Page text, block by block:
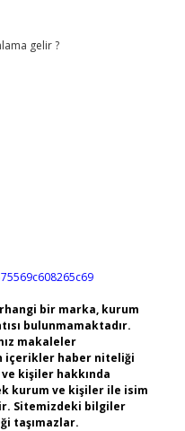
gelir ?
bir marka, kurum
bulunmamaktadır.
makaleler
içerikler haber niteliği
kişiler hakkında
kurum ve kişiler ile isim
Sitemizdeki bilgiler
taşımazlar.